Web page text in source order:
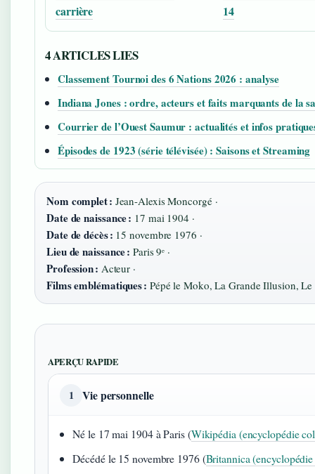
carrière
14
4 ARTICLES LIES
Classement Tournoi des 6 Nations 2026 : analyse
Indiana Jones : ordre, acteurs et faits marquants de la
Courrier de l’Ouest Saumur : actualités et infos
Épisodes de 1923 (série télévisée) : Saisons et Streaming
Nom complet : Jean-Alexis Moncorgé ·
Date de naissance : 17 mai 1904 ·
Date de décès : 15 novembre 1976 ·
Lieu de naissance : Paris 9ᵉ ·
Profession : Acteur ·
Films emblématiques : Pépé le Moko, La Grande Illusion, Le
APERÇU RAPIDE
1 Vie personnelle
Né le 17 mai 1904 à Paris (Wikipédia (encyclopédie
Décédé le 15 novembre 1976 (Britannica